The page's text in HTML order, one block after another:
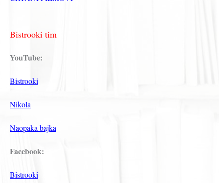
Bistrooki tim
YouTube:
Bistrooki
Nikola
Naopaka bajka
Facebook:
Bistrooki